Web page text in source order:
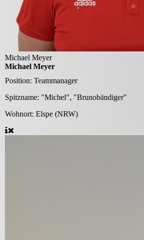
Michael Meyer
Michael Meyer
Position: Teammanager
Spitzname: "Michel", "Brunobändiger"
Wohnort: Elspe (NRW)